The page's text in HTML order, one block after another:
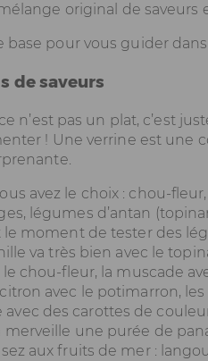
original de saveurs
pour vous guider
de saveurs
n’est pas un plat, c’est
! Une verrine est une
avez le choix : chou-
légumes d’antan
le moment de tester des
va très bien avec le
chou-fleur, la muscade
avec le potimarron,
des carottes de
merveille une purée de
aux fruits de mer :